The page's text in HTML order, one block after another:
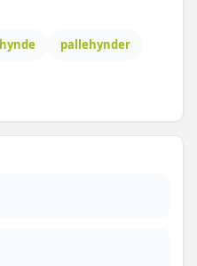
pallehynder